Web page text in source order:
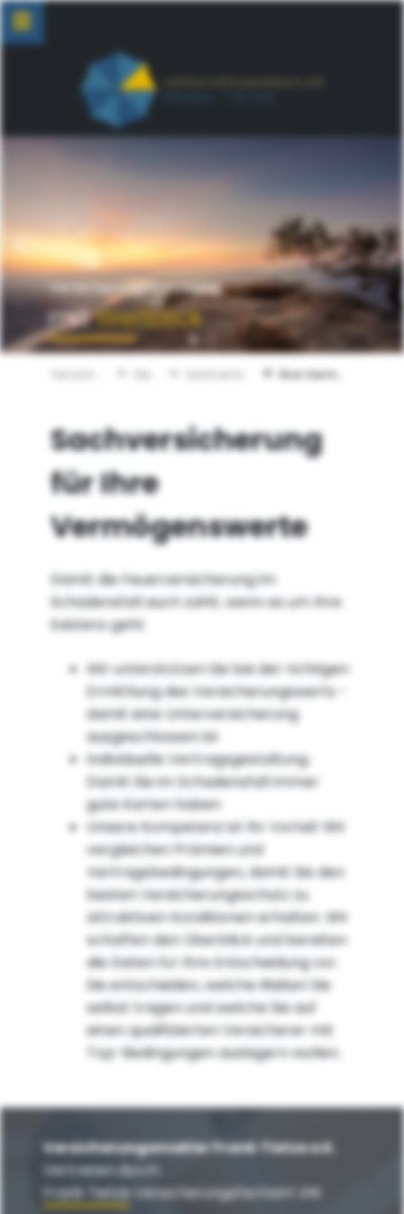
zurück
Versicherungskonzepte
mitWeitblick
Ihre Vermögenswerte
Sachversicherung
für Ihre
Vermögenswerte
Damit die Feuerversicherung im
Schadensfall auch zahlt, wenn es um Ihre
Existenz geht.
Wir unterstützen Sie bei der richtigen
Ermittlung des Versicherungswerts -
damit eine Unterversicherung
ausgeschlossen ist
Individuelle Vertragsgestaltung:
Damit Sie im Schadensfall immer
gute Karten haben
Unsere Kompetenz ist Ihr Vorteil: Wir
vergleichen Prämien und
Vertragsbedingungen, damit Sie den
besten Versicherungsschutz zu
attraktiven Konditionen erhalten. Wir
schaffen den Überblick und bereiten
die Daten für Ihre Entscheidung vor.
Sie entscheiden, welche Risiken Sie
selbst tragen und welche Sie auf
einen qualifizierten Versicherer mit
Top-Bedingungen auslagern wollen.
Versicherungsmakler Frank Tietze e.K.
Vertreten durch
Frank Tietze Versicherungsfachwirt IHK